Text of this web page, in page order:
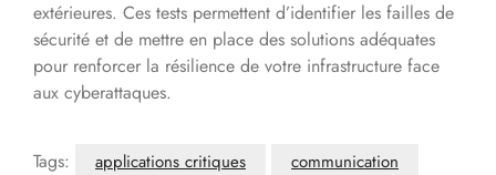
extérieures. Ces tests permettent d’identifier les failles de
sécurité et de mettre en place des solutions adéquates
pour renforcer la résilience de votre infrastructure face
aux cyberattaques.
Tags: applications critiques
communication